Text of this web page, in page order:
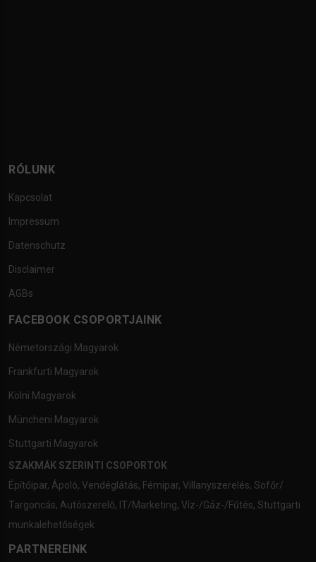
RÓLUNK
Kapcsolat
Impressum
Datenschutz
Disclaimer
AGBs
FACEBOOK CSOPORTJAINK
Németországi Magyarok
Frankfurti Magyarok
Kölni Magyarok
Müncheni Magyarok
Stuttgarti Magyarok
SZAKMÁK SZERINTI CSOPORTOK
Építőipar, Ápoló, Vendéglátás, Fémipar, Villanyszerelés, Sofőr/
Targoncás, Autószerelő, IT/Marketing, Víz-/Gáz-/Fűtés, Stuttgarti
munkalehetőségek
PARTNEREINK